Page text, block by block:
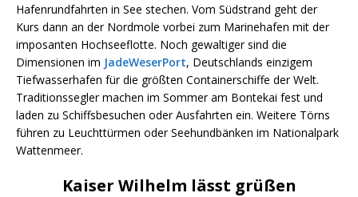
Hafenrundfahrten in See stechen. Vom Südstrand geht der
Kurs dann an der Nordmole vorbei zum Marinehafen mit der
imposanten Hochseeflotte. Noch gewaltiger sind die
Dimensionen im JadeWeserPort, Deutschlands einzigem
Tiefwasserhafen für die größten Containerschiffe der Welt.
Traditionssegler machen im Sommer am Bontekai fest und
laden zu Schiffsbesuchen oder Ausfahrten ein. Weitere Törns
führen zu Leuchttürmen oder Seehundbänken im Nationalpark
Wattenmeer.
Kaiser Wilhelm lässt grüßen